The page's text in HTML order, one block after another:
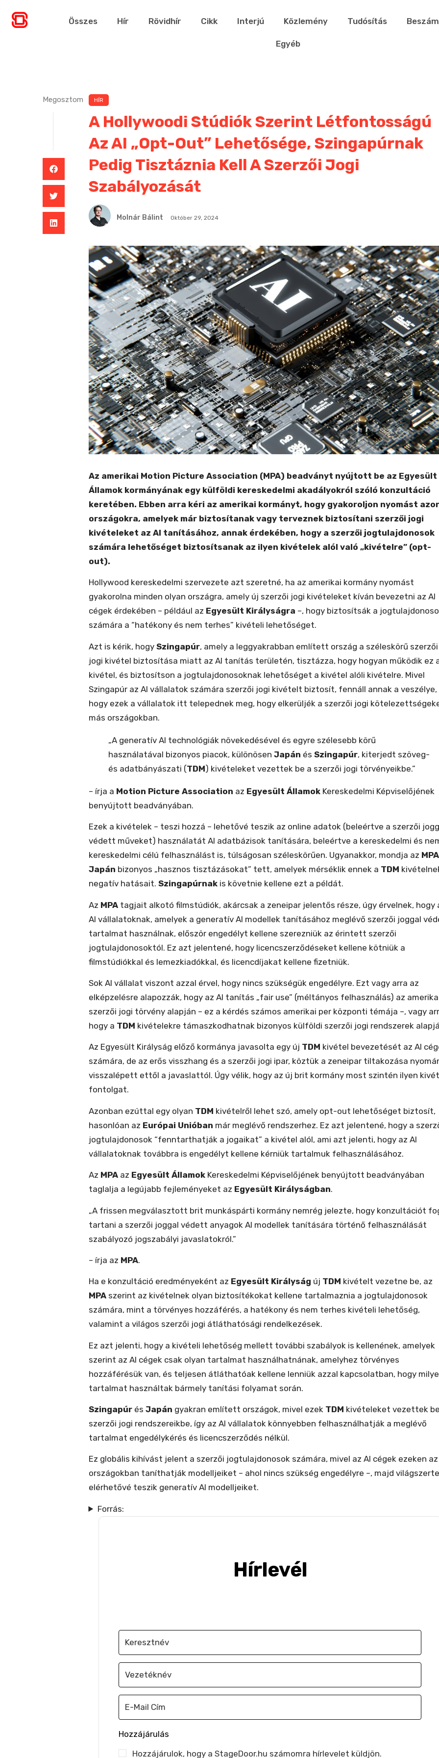
Összes Hír Rövidhír Cikk Interjú Közlemény Tudósítás
Egyéb
Megosztom HÍR
A Hollywoodi Stúdiók Szerint Létfontosságú
Az AI „opt-Out” Lehetősége, Szingapúrnak
Pedig Tisztáznia Kell A Szerzői Jogi
Szabályozását
Molnár Bálint Október 29, 2024
Az amerikai Motion Picture Association (MPA) beadványt nyújtott be az Egyesült
Államok kormányának egy külföldi kereskedelmi akadályokról szóló konzultáció
keretében. Ebben arra kéri az amerikai kormányt, hogy gyakoroljon nyomást
országokra, amelyek már biztosítanak vagy terveznek biztosítani szerzői jogi
kivételeket az AI tanításához, annak érdekében, hogy a szerzői jogtulajdonosok
számára lehetőséget biztosítsanak az ilyen kivételek alól való „kivételre” (opt-
out).
Hollywood kereskedelmi szervezete azt szeretné, ha az amerikai kormány nyomást
gyakorolna minden olyan országra, amely új szerzői jogi kivételeket kíván bevezetni az AI
cégek érdekében – például az Egyesült Királyságra –, hogy biztosítsák a
számára a “hatékony és nem terhes” kivételi lehetőséget.
Azt is kérik, hogy Szingapúr, amely a leggyakrabban említett ország a széleskörű szerzői
jogi kivétel biztosítása miatt az AI tanítás területén, tisztázza, hogy hogyan működik ez
kivétel, és biztosítson a jogtulajdonosoknak lehetőséget a kivétel alóli kivételre. Mivel
Szingapúr az AI vállalatok számára szerzői jogi kivételt biztosít, fennáll annak a veszélye,
hogy ezek a vállalatok itt telepednek meg, hogy elkerüljék a szerzői jogi
más országokban.
„A generatív AI technológiák növekedésével és egyre szélesebb körű
használatával bizonyos piacok, különösen Japán és Szingapúr, kiterjedt szöveg-
és adatbányászati (TDM) kivételeket vezettek be a szerzői jogi törvényeikbe.”
– írja a Motion Picture Association az Egyesült Államok Kereskedelmi Képviselőjének
benyújtott beadványában.
Ezek a kivételek – teszi hozzá – lehetővé teszik az online adatok (beleértve a szerzői
védett műveket) használatát AI adatbázisok tanítására, beleértve a kereskedelmi és
kereskedelmi célú felhasználást is, túlságosan széleskörűen. Ugyanakkor, mondja az MPA
Japán bizonyos „hasznos tisztázásokat” tett, amelyek mérséklik ennek a TDM
negatív hatásait. Szingapúrnakis követnie kellene ezt a példát.
Az MPAtagjait alkotó filmstúdiók, akárcsak a zeneipar jelentős része, úgy érvelnek, hogy
AI vállalatoknak, amelyek a generatív AI modellek tanításához meglévő szerzői joggal
tartalmat használnak, először engedélyt kellene szerezniük az érintett szerzői
jogtulajdonosoktól. Ez azt jelentené, hogy licencszerződéseket kellene kötniük a
filmstúdiókkal és lemezkiadókkal, és licencdíjakat kellene fizetniük.
Sok AI vállalat viszont azzal érvel, hogy nincs szükségük engedélyre. Ezt vagy arra az
elképzelésre alapozzák, hogy az AI tanítás „fair use” (méltányos felhasználás) az
szerzői jogi törvény alapján – ez a kérdés számos amerikai per központi témája –, vagy
hogy a TDM kivételekre támaszkodhatnak bizonyos külföldi szerzői jogi rendszerek
Az Egyesült Királyság előző kormánya javasolta egy új TDM kivétel bevezetését az AI
számára, de az erős visszhang és a szerzői jogi ipar, köztük a zeneipar tiltakozása
visszalépett ettől a javaslattól. Úgy vélik, hogy az új brit kormány most szintén ilyen
fontolgat.
Azonban ezúttal egy olyan TDM kivételről lehet szó, amely opt-out lehetőséget biztosít,
hasonlóan az Európai Unióban már meglévő rendszerhez. Ez azt jelentené, hogy a
jogtulajdonosok “fenntarthatják a jogaikat” a kivétel alól, ami azt jelenti, hogy az AI
vállalatoknak továbbra is engedélyt kellene kérniük tartalmuk felhasználásához.
Az MPAaz Egyesült ÁllamokKereskedelmi Képviselőjének benyújtott beadványában
taglalja a legújabb fejleményeket az Egyesült Királyságban.
„A frissen megválasztott brit munkáspárti kormány nemrég jelezte, hogy konzultációt
tartani a szerzői joggal védett anyagok AI modellek tanítására történő felhasználását
szabályozó jogszabályi javaslatokról.”
– írja az MPA.
Ha e konzultáció eredményeként az Egyesült Királyság új TDM kivételt vezetne be, az
MPAszerint az kivételnek olyan biztosítékokat kellene tartalmaznia a jogtulajdonosok
számára, mint a törvényes hozzáférés, a hatékony és nem terhes kivételi lehetőség,
valamint a világos szerzői jogi átláthatósági rendelkezések.
Ez azt jelenti, hogy a kivételi lehetőség mellett további szabályok is kellenének, amelyek
szerint az AI cégek csak olyan tartalmat használhatnának, amelyhez törvényes
hozzáférésük van, és teljesen átláthatóak kellene lenniük azzal kapcsolatban, hogy
tartalmat használtak bármely tanítási folyamat során.
Szingapúrés Japán gyakran említett országok, mivel ezek TDM kivételeket vezettek
szerzői jogi rendszereikbe, így az AI vállalatok könnyebben felhasználhatják a meglévő
tartalmat engedélykérés és licencszerződés nélkül.
Ez globális kihívást jelent a szerzői jogtulajdonosok számára, mivel az AI cégek ezeken az
országokban taníthatják modelljeiket – ahol nincs szükség engedélyre –, majd világszerte
elérhetővé teszik generatív AI modelljeiket.
Forrás:
Hírlevél
Hozzájárulás
Hozzájárulok, hogy a StageDoor.hu számomra hírlevelet küldjön.